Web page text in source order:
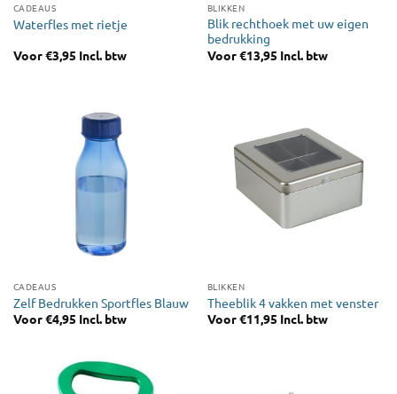
CADEAUS
Waterfles met rietje
Voor€3,95 Incl. btw
BLIKKEN
Blik rechthoek met uw eigen
bedrukking
Voor€13,95 Incl. btw
CADEAUS
Zelf Bedrukken Sportfles Blauw
Voor€4,95 Incl. btw
BLIKKEN
Theeblik 4 vakken met venster
Voor€11,95 Incl. btw